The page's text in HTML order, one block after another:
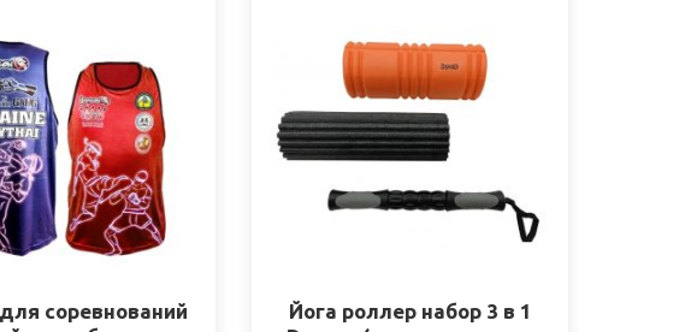
соревнований
Йога роллер набор 3 в 1